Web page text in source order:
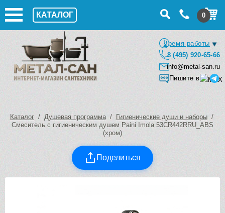
КАТАЛОГ 0
Время работы
8 (495) 920-65-66
info@metal-san.ru
Пишите в
Каталог/ Душевая программа/ Гигиенические души и наборы/
Смеситель с гигиеническим душем Paini Imola 53CR442RRU_ABS
(хром)
Поделиться